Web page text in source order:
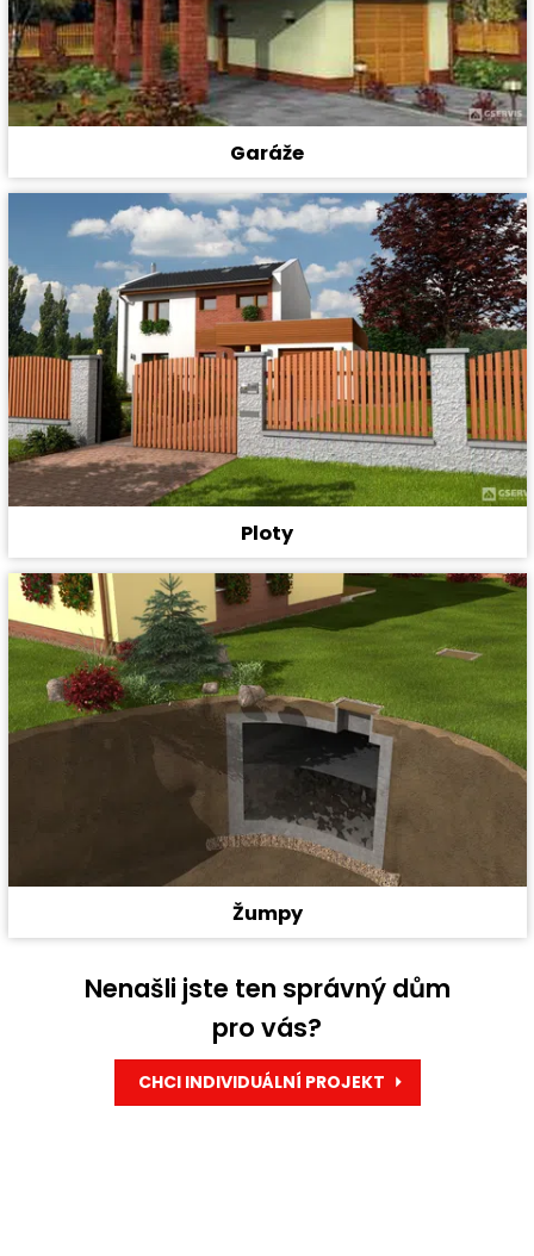
Garáže
Ploty
Žumpy
Nenašli jste ten správný dům
pro vás?
CHCI INDIVIDUÁLNÍ PROJEKT